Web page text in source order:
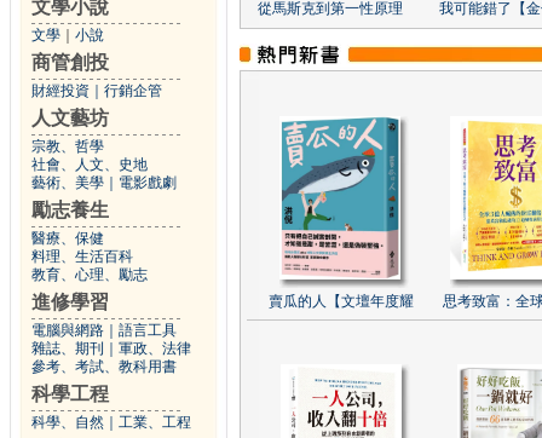
文學小說
文學 小說
商管創投
財經投資 行銷企管
人文藝坊
宗教、哲學
社會、人文、史地
藝術、美學
電影戲劇
勵志養生
醫療、保健
料理、生活百科
教育、心理、勵志
進修學習
電腦與網路
語言工具
雜誌、期刊
軍政、法律
參考、考試、教科用書
科學工程
科學、自然 工業、工程
從馬斯克到第一性原理 我可能錯了【
賣瓜的人【文壇年度耀 思考致富：全